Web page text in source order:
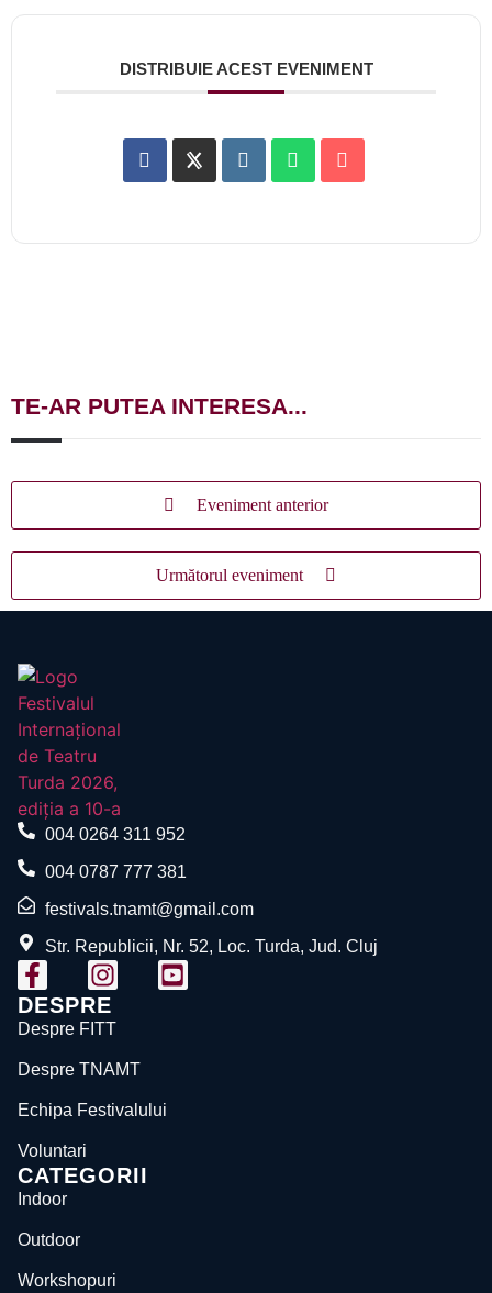
DISTRIBUIE ACEST EVENIMENT
TE-AR PUTEA INTERESA...
Eveniment anterior
Următorul eveniment
004 0264 311 952
004 0787 777 381
festivals.tnamt@gmail.com
Str. Republicii, Nr. 52, Loc. Turda, Jud. Cluj
DESPRE
Despre FITT
Despre TNAMT
Echipa Festivalului
Voluntari
CATEGORII
Indoor
Outdoor
Workshopuri